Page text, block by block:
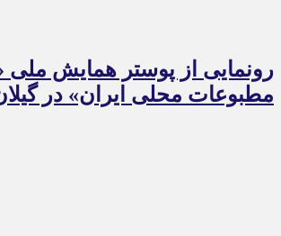
رونمایی از پوستر همایش ملی
مطبوعات محلی ایران» در